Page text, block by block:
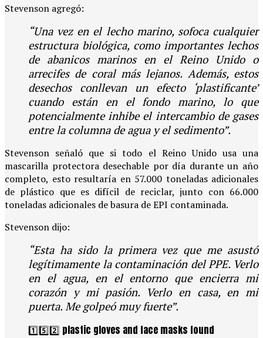
Stevenson agregó:
“Una vez en el lecho marino, sofoca cualquier
estructura biológica, como importantes lechos
de abanicos marinos en el Reino Unido o
arrecifes de coral más lejanos. Además, estos
desechos conllevan un efecto ‘plastificante’
cuando están en el fondo marino, lo que
potencialmente inhibe el intercambio de gases
entre la columna de agua y el sedimento”.
Stevenson señaló que si todo el Reino Unido usa una
mascarilla protectora desechable por día durante un año
completo, esto resultaría en 57.000 toneladas adicionales
de plástico que es difícil de reciclar, junto con 66.000
toneladas adicionales de basura de EPI contaminada.
Stevenson dijo:
“Esta ha sido la primera vez que me asustó
legítimamente la contaminación del PPE. Verlo
en el agua, en el entorno que encierra mi
corazón y mi pasión. Verlo en casa, en mi
puerta. Me golpeó muy fuerte”.
1️⃣5️⃣2️⃣ plastic gloves and face masks found